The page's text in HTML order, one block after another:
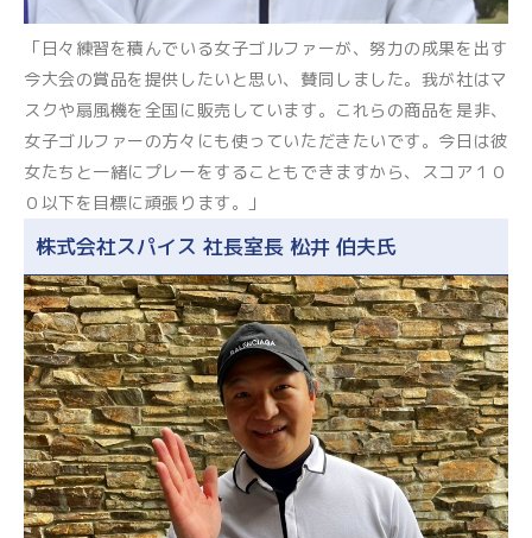
「日々練習を積んでいる女子ゴルファーが、努力の成果を出す
今大会の賞品を提供したいと思い、賛同しました。我が社はマ
スクや扇風機を全国に販売しています。これらの商品を是非、
女子ゴルファーの方々にも使っていただきたいです。今日は彼
女たちと一緒にプレーをすることもできますから、スコア１０
０以下を目標に頑張ります。」
株式会社スパイス 社長室長 松井 伯夫氏